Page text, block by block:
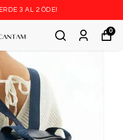
3 AL 2 ÖDE!
0